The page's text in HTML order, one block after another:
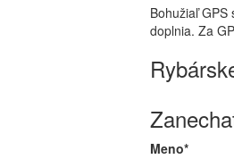
Bohužiaľ
doplnia. Za
Meno*